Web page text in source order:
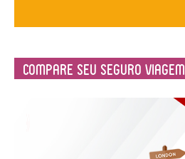
Compare Seu Seguro Viagem